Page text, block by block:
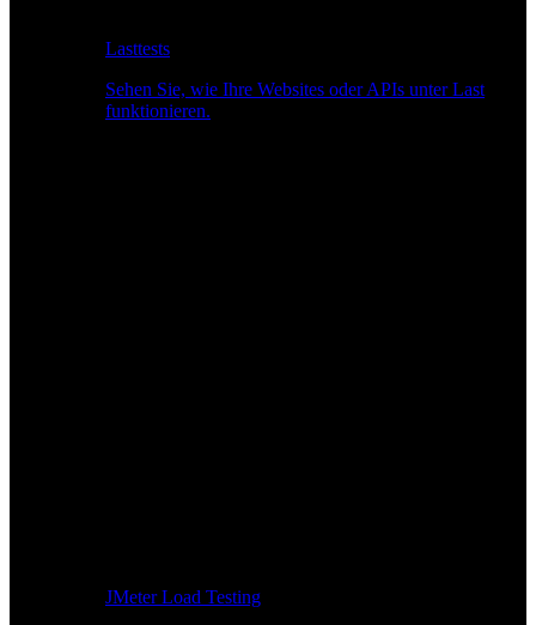
Lasttests
Sehen Sie, wie Ihre Websites oder APIs unter Last
funktionieren.
JMeter Load Testing